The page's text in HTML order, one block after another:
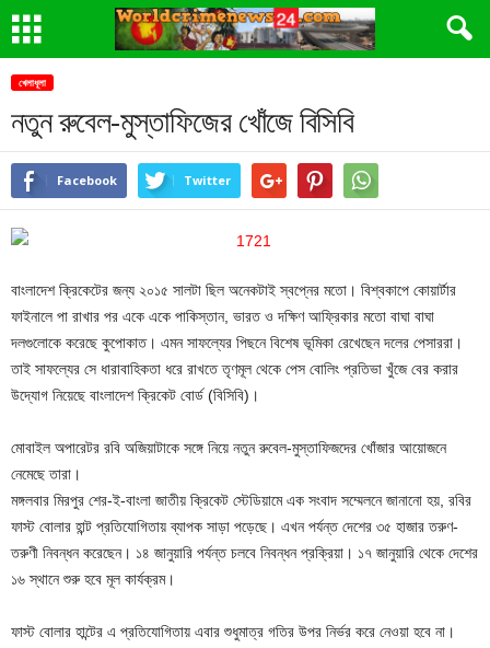
খেলাধূলা
নতুন রুবেল-মুস্তাফিজের খোঁজে বিসিবি
Facebook Twitter
বাংলাদেশ ক্রিকেটের জন্য ২০১৫ সালটা ছিল অনেকটাই স্বপ্নের মতো। বিশ্বকাপে কোয়ার্টার
ফাইনালে পা রাখার পর একে একে পাকিস্তান, ভারত ও দক্ষিণ আফ্রিকার মতো বাঘা বাঘা
দলগুলোকে করেছে কুপোকাত। এমন সাফল্যের পিছনে বিশেষ ভূমিকা রেখেছেন দলের পেসাররা।
তাই সাফল্যের সে ধারাবাহিকতা ধরে রাখতে তৃণমূল থেকে পেস বোলিং প্রতিভা খুঁজে বের করার
উদ্যোগ নিয়েছে বাংলাদেশ ক্রিকেট বোর্ড (বিসিবি)।
মোবাইল অপারেটর রবি অজিয়াটাকে সঙ্গে নিয়ে নতুন রুবেল-মুস্তাফিজদের খোঁজার আয়োজনে
নেমেছে তারা।
মঙ্গলবার মিরপুর শের-ই-বাংলা জাতীয় ক্রিকেট স্টেডিয়ামে এক সংবাদ সম্মেলনে জানানো হয়, রবির
ফাস্ট বোলার হান্ট প্রতিযোগিতায় ব্যাপক সাড়া পড়েছে। এখন পর্যন্ত দেশের ৩৫ হাজার তরুণ-
তরুণী নিবন্ধন করেছেন। ১৪ জানুয়ারি পর্যন্ত চলবে নিবন্ধন প্রক্রিয়া। ১৭ জানুয়ারি থেকে দেশের
১৬ স্থানে শুরু হবে মূল কার্যক্রম।
ফাস্ট বোলার হান্টের এ প্রতিযোগিতায় এবার শুধুমাত্র গতির উপর নির্ভর করে নেওয়া হবে না।